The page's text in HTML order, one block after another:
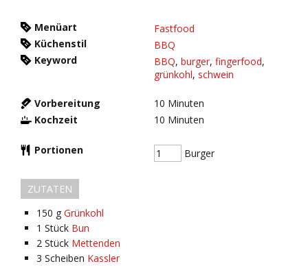
Menüart
Fastfood
Küchenstil
BBQ
Keyword
BBQ, burger, fingerfood,
grünkohl, schwein
Vorbereitung 10 Minuten
Kochzeit
10 Minuten
Portionen Burger
ZUTATEN
150 g Grünkohl
1 Stück Bun
2 Stück Mettenden
3 Scheiben Kassler